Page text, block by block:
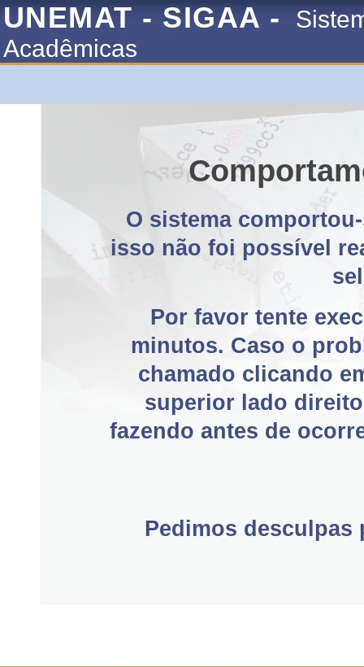
UNEMAT - SIGAA -
Acadêmicas
O sistema
isso não foi possível
Por favor tente
minutos. Caso o
chamado clicando
superior lado
fazendo antes de
Pedimos